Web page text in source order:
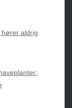
aldrig
for
genveje til